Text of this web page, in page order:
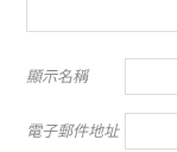
顯示名稱
電子郵件地址